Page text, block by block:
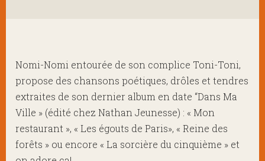
Nomi-Nomi entourée de son complice Toni-Toni,
propose des chansons poétiques, drôles et tendres
extraites de son dernier album en date “Dans Ma
Ville » (édité chez Nathan Jeunesse) : « Mon
restaurant », « Les égouts de Paris», « Reine des
forêts » ou encore « La sorcière du cinquième » et